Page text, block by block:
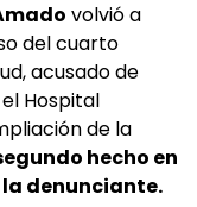
volvió a
del cuarto
acusado de
Hospital
de la
hecho en
denunciante.